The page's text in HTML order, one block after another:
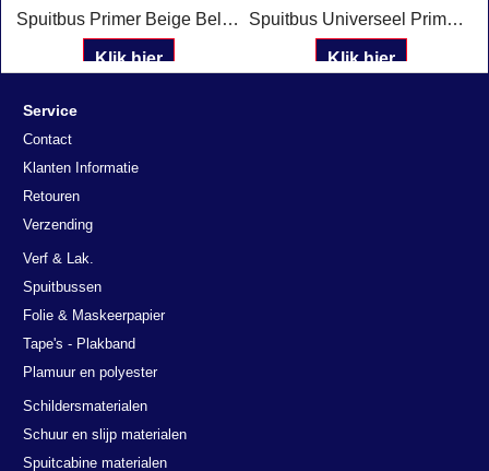
Spuitbus Primer Beige Belton 323504
Klik hier
Spuitbus Universeel Primer wit 323502 Belton
Klik hier
Service
Contact
Klanten Informatie
Retouren
Verzending
Verf & Lak.
Spuitbussen
Folie & Maskeerpapier
Tape's - Plakband
Plamuur en polyester
Schildersmaterialen
Schuur en slijp materialen
Spuitcabine materialen